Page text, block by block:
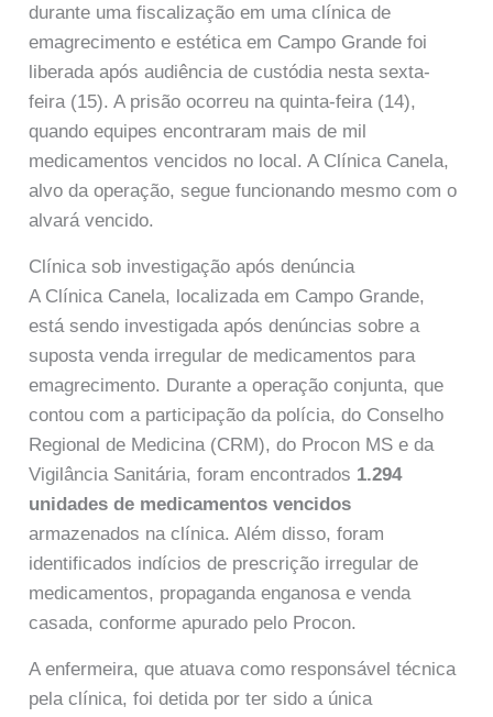
durante uma fiscalização em uma clínica de
emagrecimento e estética em Campo Grande foi
liberada após audiência de custódia nesta sexta-
feira (15). A prisão ocorreu na quinta-feira (14),
quando equipes encontraram mais de mil
medicamentos vencidos no local. A Clínica Canela,
alvo da operação, segue funcionando mesmo com o
alvará vencido.
Clínica sob investigação após denúncia
A Clínica Canela, localizada em Campo Grande,
está sendo investigada após denúncias sobre a
suposta venda irregular de medicamentos para
emagrecimento. Durante a operação conjunta, que
contou com a participação da polícia, do Conselho
Regional de Medicina (CRM), do Procon MS e da
Vigilância Sanitária, foram encontrados 1.294
unidades de medicamentos vencidos
armazenados na clínica. Além disso, foram
identificados indícios de prescrição irregular de
medicamentos, propaganda enganosa e venda
casada, conforme apurado pelo Procon.
A enfermeira, que atuava como responsável técnica
pela clínica, foi detida por ter sido a única